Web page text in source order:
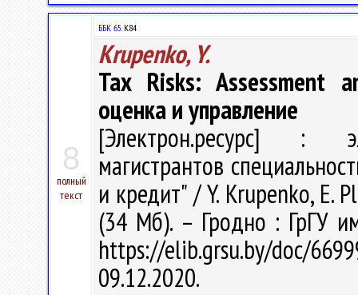
8
полный
текст
ББК 65.К84
Krupenko, Y.
Tax Risks: Assessment
оценка и управление
[Электрон.ресурс] :
магистрантов
и кредит" / Y. Krupenko, E.
(34 Мб). – Гродно : ГрГУ
https://elib.grsu.by/doc/
09.12.2020.